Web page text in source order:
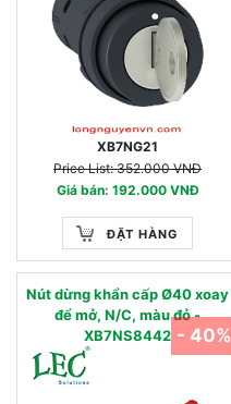
XB7NG21
Price List: 352.000 VNĐ
Giá bán: 192.000 VNĐ
ĐẶT HÀNG
Nút dừng khẩn cấp Ø40 xoay
để mở, N/C, màu đỏ -
XB7NS8442 - 40%